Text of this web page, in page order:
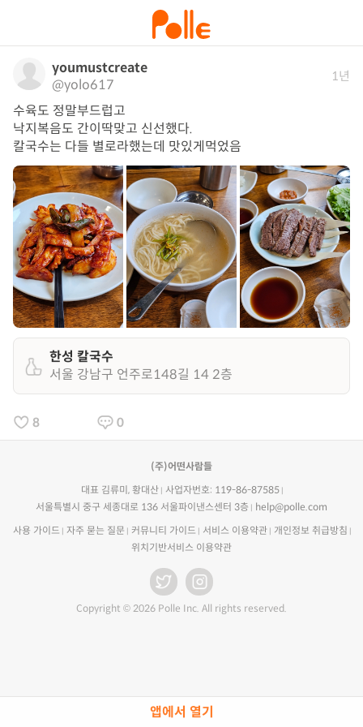
앱에서 열기
youmustcreate
@yolo617
1년
수육도 정말부드럽고
낙지복음도 간이딱맞고 신선했다.
칼국수는 다들 별로라했는데 맛있게먹었음
한성 칼국수
서울 강남구 언주로148길 14 2층
8 0
(주)어떤사람들
대표 김류미, 황대산
사업자번호: 119-86-87585
서울특별시 중구 세종대로 136 서울파이낸스센터 3층
help@polle.com
사용 가이드 자주 묻는 질문 커뮤니티 가이드 서비스 이용약관
개인정보 취급방침
위치기반서비스 이용약관
Copyright © 2026 Polle Inc. All rights reserved.